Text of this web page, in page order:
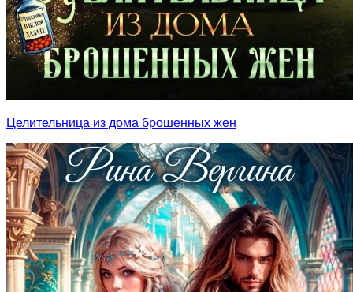
Целительница из дома брошенных жен